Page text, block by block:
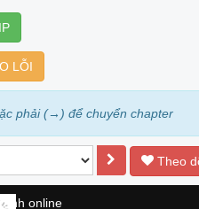
LỖI
phải (→) để chuyển chapter
Theo